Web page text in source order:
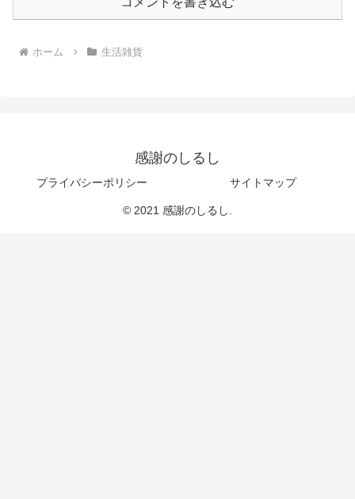
ホーム 生活雑貨
感謝のしるし
プライバシーポリシー サイトマップ
© 2021 感謝のしるし.